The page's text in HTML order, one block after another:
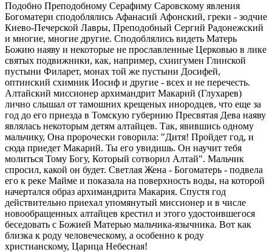
Подобно Преподобному Серафиму Саровскому явления
Богоматери сподоблялись Афанасий Афонский, греки - зодчие
Киево-Печерской Лавры, Преподобный Сергий Радонежский
и многие, многие другие. Сподоблялись видеть Матерь
Божию наяву и некоторые не прославленные Церковью в лике
святых подвижники, как, например, схиигумен Глинской
пустыни Филарет, монах той же пустыни Досифей,
оптинский схимник Иосиф и другие - всех и не перечесть.
Алтайский миссионер архимандрит Макарий (Глухарев)
лично слышал от тамошних крещеных инородцев, что еще за
год до его приезда в Томскую губернию Пресвятая Дева наяву
являлась некоторым детям алтайцев. Так, явившись одному
мальчику, Она пророчески говорила: "Дитя! Пройдет год, и
сюда приедет Макарий. Ты его увидишь. Он научит тебя
молиться Тому Богу, Который сотворил Алтай". Мальчик
спросил, какой он будет. Светлая Жена - Богоматерь - подвела
его к реке Майме и показала на поверхность воды, на которой
начертался образ архимандрита Макария. Спустя год
действительно приехал упомянутый миссионер и в числе
новообращенных алтайцев крестил и этого удостоившегося
беседовать с Божией Матерью мальчика-язычника. Вот как
близка к роду человеческому, а особенно к роду
христианскому, Царица Небесная!